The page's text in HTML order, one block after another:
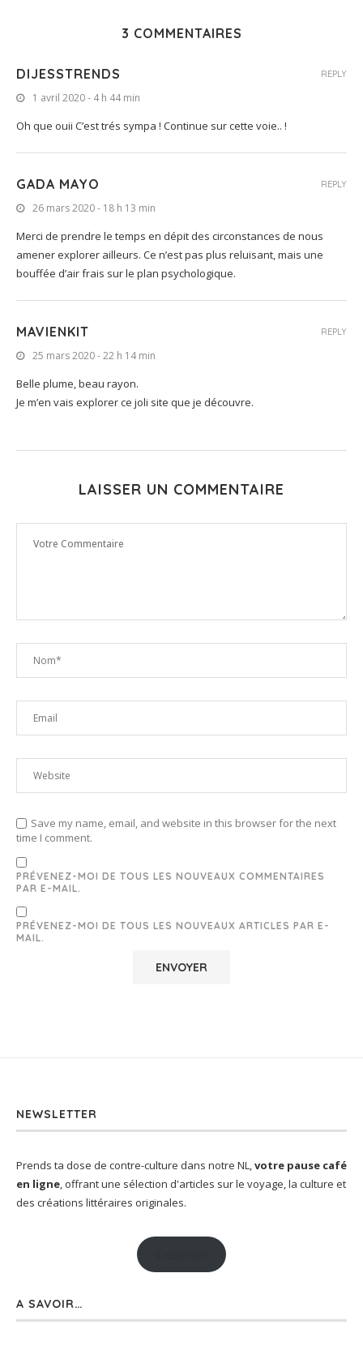
3 COMMENTAIRES
DIJESSTRENDS
1 avril 2020 - 4 h 44 min
Oh que ouii C’est trés sympa ! Continue sur cette voie.. !
REPLY
GADA MAYO
26 mars 2020 - 18 h 13 min
Merci de prendre le temps en dépit des circonstances de nous
amener explorer ailleurs. Ce n’est pas plus reluisant, mais une
bouffée d’air frais sur le plan psychologique.
REPLY
MAVIENKIT
25 mars 2020 - 22 h 14 min
Belle plume, beau rayon.
Je m’en vais explorer ce joli site que je découvre.
REPLY
LAISSER UN COMMENTAIRE
Save my name, email, and website in this browser for the next
time I comment.
PRÉVENEZ-MOI DE TOUS LES NOUVEAUX COMMENTAIRES
PAR E-MAIL.
PRÉVENEZ-MOI DE TOUS LES NOUVEAUX ARTICLES PAR E-
MAIL.
NEWSLETTER
Prends ta dose de contre-culture dans notre NL,votre pause café
en ligne, offrant une sélection d'articles sur le voyage, la culture et
des créations littéraires originales.
A SAVOIR…